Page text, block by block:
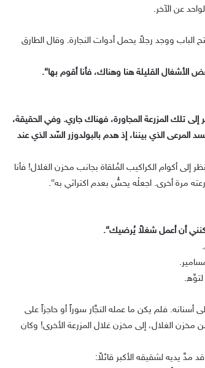
عن الآخر.
الباب ووجد رجلاً يحمل أدوات النجارة. وقال الطارق
القليلة هنا وهناك، فأنا أقوم بها“.
تلك المزرعة المجاورة، فهناك جاري. وفي الحقيقة،
الذي بيننا، إذ هدم بالبولدوزر السّد الذي عند
أكوام الكراكيب المُلقاة بجانب مخزن الغلال! فأنا
مرة أخرى. اجعلْه يحسُّ بعدم اكتراثي به“.
أن أعمل شغلاً يُرضيك“.
لتوِّه.
أسنانه. فلم يكن ما عمله النجَّار سوراً أو حاجزاً على
الغلال، إلى مخزن غلال المزرعة الأخرى! وكان
مدَّ يديه لشقيقه الأكبر قائلاً: